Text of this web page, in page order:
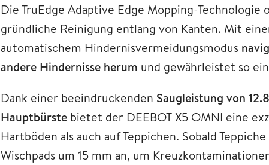
Die TruEdge Adaptive Edge Mopping-
gründliche Reinigung entlang von Kanten. Mit
automatischem Hindernisvermeidungsmodus
andere Hindernisse herum und gewährleistet so
Dank einer beeindruckenden Saugleistung von
Hauptbürste bietet der DEEBOT X5 OMNI eine
Hartböden als auch auf Teppichen. Sobald
Wischpads um 15 mm an, um